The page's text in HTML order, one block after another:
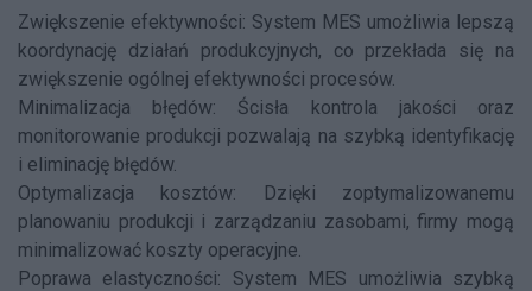
Zwiększenie efektywności: System MES umożliwia lepszą
koordynację działań produkcyjnych, co przekłada się na
zwiększenie ogólnej efektywności procesów.
Minimalizacja błędów: Ścisła kontrola jakości oraz
monitorowanie produkcji pozwalają na szybką identyfikację
i eliminację błędów.
Optymalizacja kosztów: Dzięki zoptymalizowanemu
planowaniu produkcji i zarządzaniu zasobami, firmy mogą
minimalizować koszty operacyjne.
Poprawa elastyczności: System MES umożliwia szybką